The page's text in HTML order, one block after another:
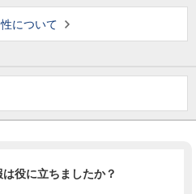
について
役に立ちましたか？